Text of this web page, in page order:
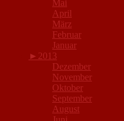
Mai
April
März
Februar
Januar
► 2013
Dezember
November
Oktober
September
August